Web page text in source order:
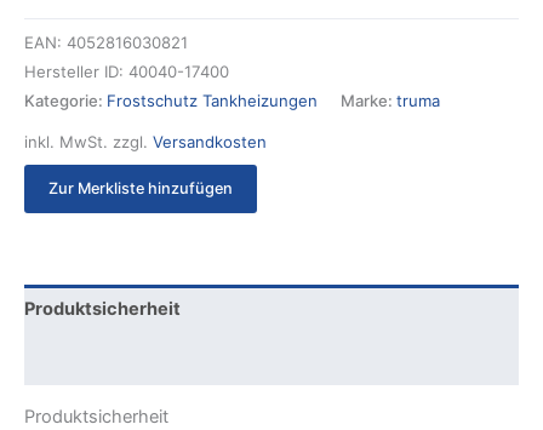
EAN: 4052816030821
Hersteller ID: 40040-17400
Kategorie: Frostschutz Tankheizungen Marke: truma
inkl. MwSt. zzgl. Versandkosten
Zur Merkliste hinzufügen
Produktsicherheit
Produktsicherheit